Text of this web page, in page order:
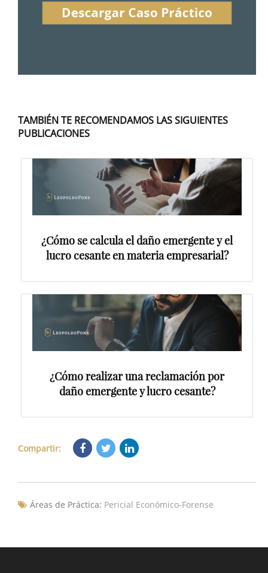
TAMBIÉN TE RECOMENDAMOS LAS SIGUIENTES
PUBLICACIONES
¿Cómo se calcula el daño emergente y el
lucro cesante en materia empresarial?
¿Cómo realizar una reclamación por
daño emergente y lucro cesante?
Compartir:
Áreas de Práctica: Pericial Económico-Forense